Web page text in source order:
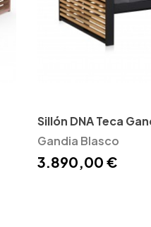
Sillón DNA Teca
Gandia Blasco
3.890,00 €